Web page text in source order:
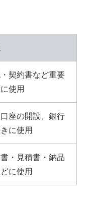
契約書など重要
使用
座の開設、銀行
に使用
・見積書・納品
に使用